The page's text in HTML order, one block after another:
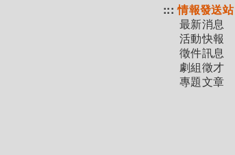
::: 情報發送站
最新消息
活動快報
徵件訊息
劇組徵才
專題文章